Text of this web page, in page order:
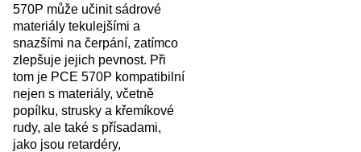
570P může učinit sádrové
materiály tekulejšími a
snazšími na čerpání, zatímco
zlepšuje jejich pevnost. Při
tom je PCE 570P kompatibilní
nejen s materiály, včetně
popílku, strusky a křemíkové
rudy, ale také s přísadami,
jako jsou retardéry,